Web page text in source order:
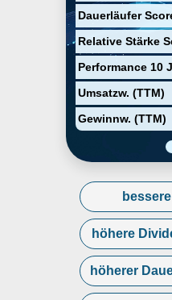
Dauerläufer
Relative Stärke
Performance 10 J
Umsatzw. (TTM)
Gewinnw. (TTM)
höhere
höherer